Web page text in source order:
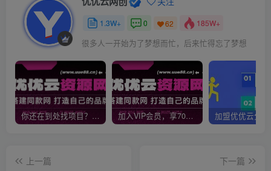
1.3W+ 0 62 185W+
很多人一开始为了梦想而忙，后来忙得忘了梦想
你还在到处找项目？还在当韭菜？我靠网创资源站一个月收入5万+，曾经我也是个失败者。 加入VIP会员，享70%的推广提成，免费学习多种网上创业课程，菜鸟秒变大神！
上一篇
下一篇